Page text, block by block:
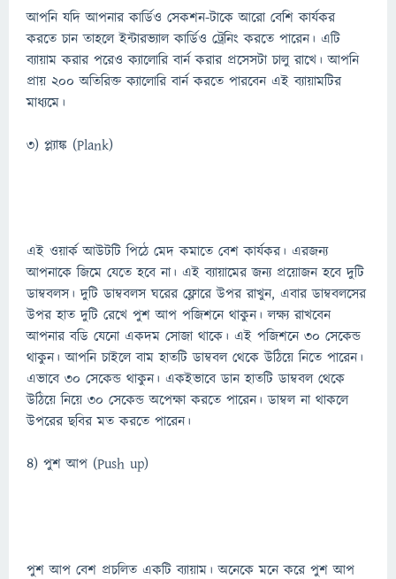
আপনি যদি আপনার কার্ডিও সেকশন-টাকে আরো বেশি কার্যকর
করতে চান তাহলে ইন্টারভ্যাল কার্ডিও ট্রেনিং করতে পারেন। এটি
ব্যায়াম করার পরেও ক্যালোরি বার্ন করার প্রসেসটা চালু রাখে। আপনি
প্রায় ২০০ অতিরিক্ত ক্যালোরি বার্ন করতে পারবেন এই ব্যায়ামটির
মাধ্যমে।
৩) প্ল্যাঙ্ক (Plank)
এই ওয়ার্ক আউটটি পিঠে মেদ কমাতে বেশ কার্যকর। এরজন্য
আপনাকে জিমে যেতে হবে না। এই ব্যায়ামের জন্য প্রয়োজন হবে দুটি
ডাম্ববলস। দুটি ডাম্ববলস ঘরের ফ্লোরে উপর রাখুন, এবার ডাম্ববলসের
উপর হাত দুটি রেখে পুশ আপ পজিশনে থাকুন। লক্ষ্য রাখবেন
আপনার বডি যেনো একদম সোজা থাকে। এই পজিশনে ৩০ সেকেন্ড
থাকুন। আপনি চাইলে বাম হাতটি ডাম্ববল থেকে উঠিয়ে নিতে পারেন।
এভাবে ৩০ সেকেন্ড থাকুন। একইভাবে ডান হাতটি ডাম্ববল থেকে
উঠিয়ে নিয়ে ৩০ সেকেন্ড অপেক্ষা করতে পারেন। ডাম্বল না থাকলে
উপরের ছবির মত করতে পারেন।
৪) পুশ আপ (Push up)
পুশ আপ বেশ প্রচলিত একটি ব্যায়াম। অনেকে মনে করে পুশ আপ